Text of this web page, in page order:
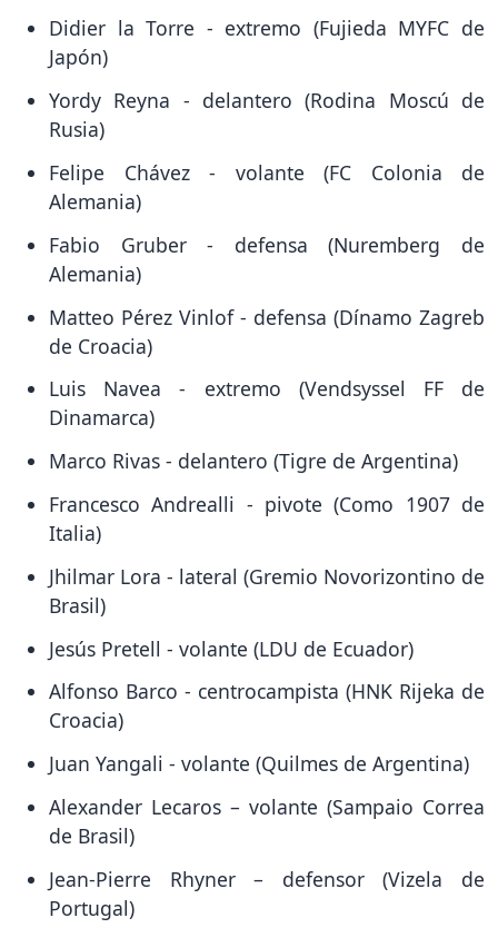
Didier la Torre - extremo (Fujieda MYFC de
Japón)
Yordy Reyna - delantero (Rodina Moscú de
Rusia)
Felipe Chávez - volante (FC Colonia de
Alemania)
Fabio Gruber - defensa (Nuremberg de
Alemania)
Matteo Pérez Vinlof - defensa (Dínamo Zagreb
de Croacia)
Luis Navea - extremo (Vendsyssel FF de
Dinamarca)
Marco Rivas - delantero (Tigre de Argentina)
Francesco Andrealli - pivote (Como 1907 de
Italia)
Jhilmar Lora - lateral (Gremio Novorizontino de
Brasil)
Jesús Pretell - volante (LDU de Ecuador)
Alfonso Barco - centrocampista (HNK Rijeka de
Croacia)
Juan Yangali - volante (Quilmes de Argentina)
Alexander Lecaros – volante (Sampaio Correa
de Brasil)
Jean-Pierre Rhyner – defensor (Vizela de
Portugal)